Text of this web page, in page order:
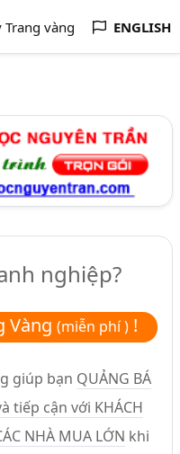
vàng ENGLISH
nghiệp?
Vàng(miễn phí ) !
giúp bạn QUẢNG BÁ
tiếp cận với KHÁCH
NHÀ MUA LỚN khi